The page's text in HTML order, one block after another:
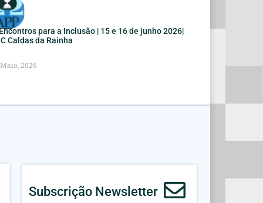
para a Inclusão | 15 e 16 de junho 2026|
Caldas da Rainha
2026
Subscrição Newsletter